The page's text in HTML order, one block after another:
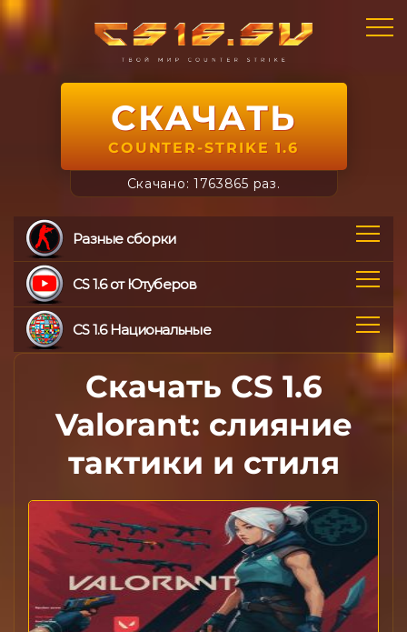
СКАЧАТЬ
COUNTER-STRIKE 1.6
Скачано: 1763865 раз.
Разные сборки
CS 1.6 от Ютуберов
CS 1.6 Национальные
Скачать CS 1.6
Valorant: слияние
тактики и стиля